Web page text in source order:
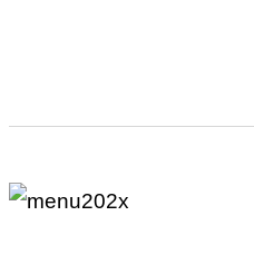
CART
/